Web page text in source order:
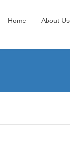
Home About Us